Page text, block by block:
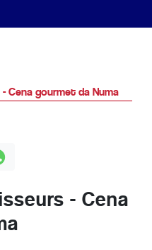
Cena gourmet da Numa
- Cena